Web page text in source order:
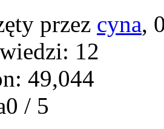
przez cyna,
12
49,044
/ 5